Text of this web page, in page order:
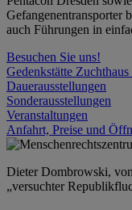
Gefangenentransporter
auch Führungen in
Besuchen Sie uns!
Gedenkstätte
Dauerausstellungen
Sonderausstellungen
Veranstaltungen
Anfahrt, Preise und
Dieter Dombrowski,
„versuchter